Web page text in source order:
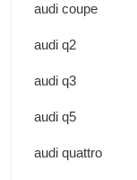
audi coupe
audi q2
audi q3
audi q5
audi quattro